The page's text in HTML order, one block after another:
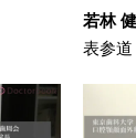
若林
表参